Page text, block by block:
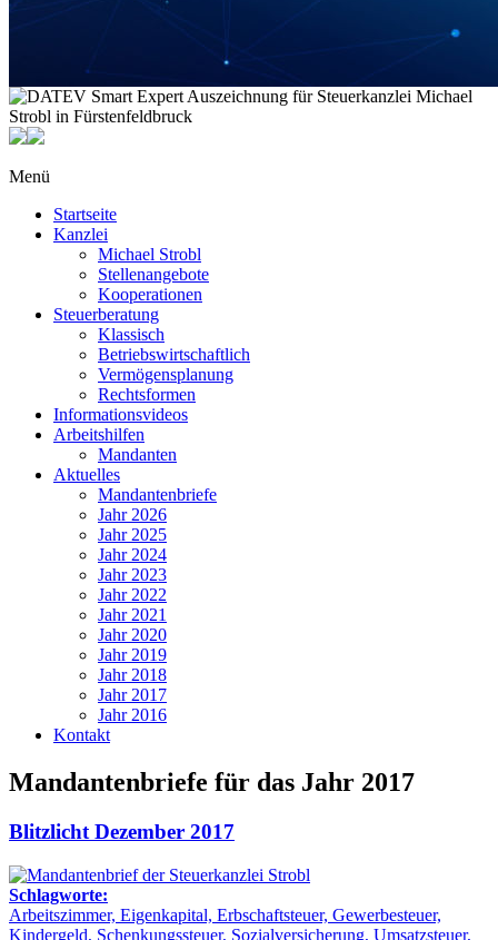
Menü
Startseite
Kanzlei
Michael Strobl
Stellenangebote
Kooperationen
Steuerberatung
Klassisch
Betriebswirtschaftlich
Vermögensplanung
Rechtsformen
Informationsvideos
Arbeitshilfen
Mandanten
Aktuelles
Mandantenbriefe
Jahr 2026
Jahr 2025
Jahr 2024
Jahr 2023
Jahr 2022
Jahr 2021
Jahr 2020
Jahr 2019
Jahr 2018
Jahr 2017
Jahr 2016
Kontakt
Mandantenbriefe für das Jahr 2017
Blitzlicht Dezember 2017
Schlagworte:
Arbeitszimmer, Eigenkapital, Erbschaftsteuer, Gewerbesteuer,
Kindergeld, Schenkungssteuer, Sozialversicherung, Umsatzsteuer,